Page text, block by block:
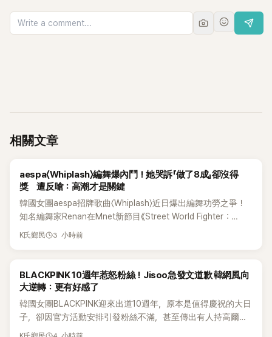
相關文章
K-POP
aespa〈Whiplash〉編舞爆內鬥！她哭訴「做了8成」卻沒得
獎 遭反嗆：高潮才是關鍵
韓國女團aespa招牌歌曲〈Whiplash〉近日爆出編舞功勞之爭！
知名編舞家Renan在Mnet新節目《Street World Fighter：
Directors' War》預告中，公開談及自己在〈Whiplash〉編舞上的
K氏鄉民 3 小時前
K-POP
BLACKPINK 10週年惹怒粉絲！Jisoo急發文道歉 韓網風向
大逆轉：更有好感了
韓國女團BLACKPINK迎來出道10週年，原本是值得慶祝的大日
子，卻因官方活動安排引發粉絲不滿，甚至傳出有人持高爾夫
球桿到YG娛樂大樓鬧事。Jisoo今（8日）也親自發文向BLINK